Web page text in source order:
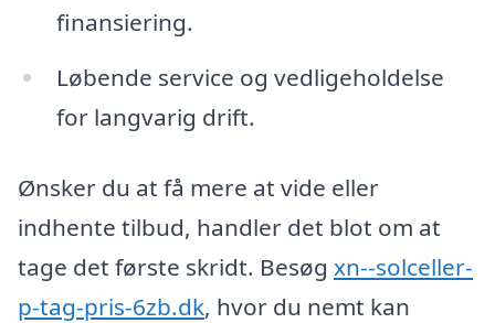
finansiering.
Løbende service og vedligeholdelse
for langvarig drift.
Ønsker du at få mere at vide eller
indhente tilbud, handler det blot om at
tage det første skridt. Besøg xn--solceller-
p-tag-pris-6zb.dk, hvor du nemt kan